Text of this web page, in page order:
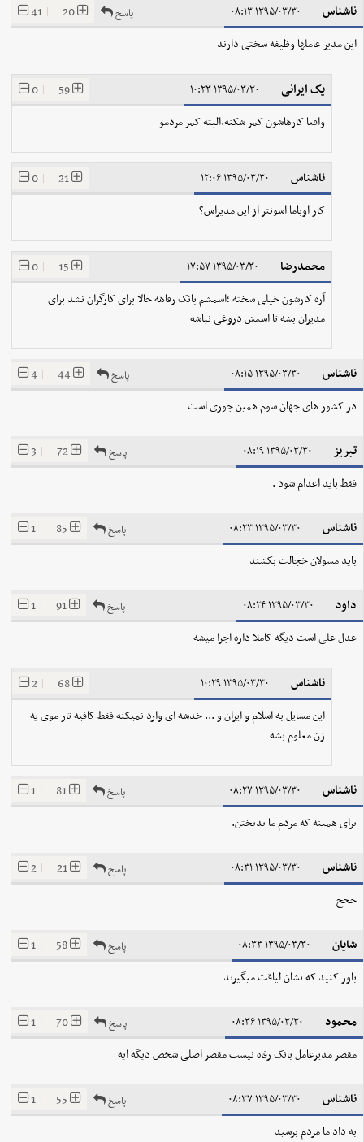
ناشناس ۱۳۹۵/۰۳/۳۰ ۰۸:۱۳ 20
|
41 پاسخ
این مدیر عاملها وظیفه سختی دارند
یک ایرانی ۱۳۹۵/۰۳/۳۰ ۱۰:۲۳ 59
|
0
واقعا کارهاشون کمر شکنه.البته کمر مردمو
ناشناس ۱۳۹۵/۰۳/۳۰ ۱۲:۰۶ 21
|
0
کار اوباما اسونتر از این مدیراس؟
محمدرضا ۱۳۹۵/۰۳/۳۰ ۱۷:۵۷ 15
|
0
آره کارشون خیلی سخته ؛اسمشم بانک رفاهه حالا برای کارگران نشد برای
مدیران بشه تا اسمش دروغی نباشه
ناشناس ۱۳۹۵/۰۳/۳۰ ۰۸:۱۵ 44
|
4 پاسخ
در کشور های جهان سوم همین جوری است
تبریز ۱۳۹۵/۰۳/۳۰ ۰۸:۱۹ 72
|
3 پاسخ
فقط باید اعدام شود .
ناشناس ۱۳۹۵/۰۳/۳۰ ۰۸:۲۳ 85
|
1 پاسخ
باید مسولان خجالت بکشند
داود ۱۳۹۵/۰۳/۳۰ ۰۸:۲۴ 91
|
1 پاسخ
عدل علی است دیگه کاملا داره اجرا میشه
ناشناس ۱۳۹۵/۰۳/۳۰ ۱۰:۲۹ 68
|
2
این مسایل به اسلام و ایران و ... خدشه ای وارد نمیکنه فقط کافیه تار موی یه
زن معلوم بشه
ناشناس ۱۳۹۵/۰۳/۳۰ ۰۸:۲۷ 81
|
1 پاسخ
برای همینه که مردم ما بدبختن.
ناشناس ۱۳۹۵/۰۳/۳۰ ۰۸:۳۱ 21
|
2 پاسخ
خخخ
شایان ۱۳۹۵/۰۳/۳۰ ۰۸:۳۳ 58
|
1 پاسخ
باور کنید که نشان لیاقت میگیرند
محمود ۱۳۹۵/۰۳/۳۰ ۰۸:۳۶ 70
|
1 پاسخ
مقصر مدیرعامل بانک رفاه نیست مقصر اصلی شخص دیگه ایه
ناشناس ۱۳۹۵/۰۳/۳۰ ۰۸:۳۷ 55
|
1 پاسخ
به داد ما مردم بزسید